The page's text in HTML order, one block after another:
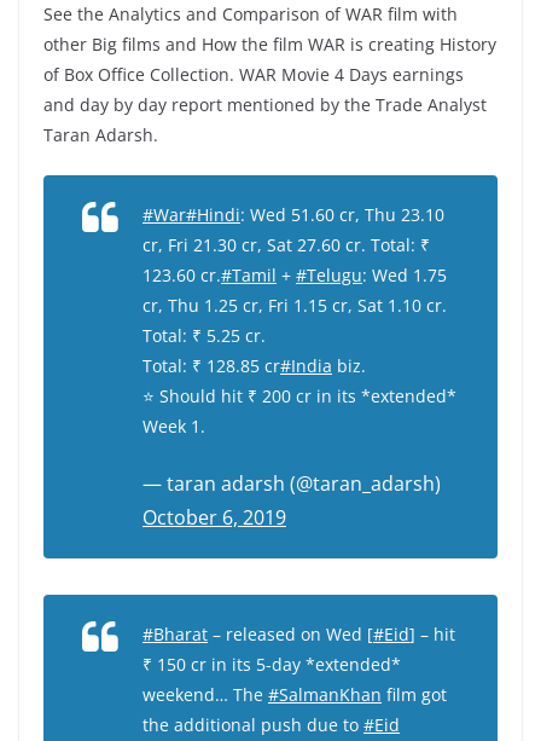
See the Analytics and Comparison of WAR film with
other Big films and How the film WAR is creating History
of Box Office Collection. WAR Movie 4 Days earnings
and day by day report mentioned by the Trade Analyst
Taran Adarsh.
#War#Hindi: Wed 51.60 cr, Thu 23.10
cr, Fri 21.30 cr, Sat 27.60 cr. Total: ₹
123.60 cr.#Tamil + #Telugu: Wed 1.75
cr, Thu 1.25 cr, Fri 1.15 cr, Sat 1.10 cr.
Total: ₹ 5.25 cr.
Total: ₹ 128.85 cr#India biz.
⭐️ Should hit ₹ 200 cr in its *extended*
Week 1.
— taran adarsh (@taran_adarsh)
October 6, 2019
#Bharat – released on Wed [#Eid] – hit
₹ 150 cr in its 5-day *extended*
weekend… The #SalmanKhan film got
the additional push due to #Eid